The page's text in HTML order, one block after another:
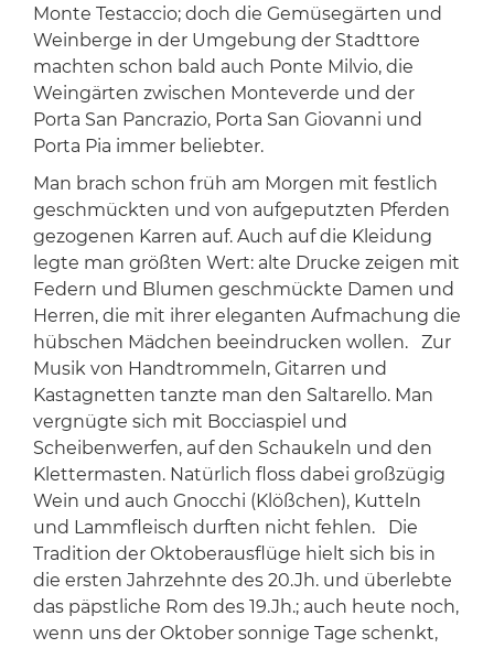
Monte Testaccio; doch die Gemüsegärten und
Weinberge in der Umgebung der Stadttore
machten schon bald auch Ponte Milvio, die
Weingärten zwischen Monteverde und der
Porta San Pancrazio, Porta San Giovanni und
Porta Pia immer beliebter.
Man brach schon früh am Morgen mit festlich
geschmückten und von aufgeputzten Pferden
gezogenen Karren auf. Auch auf die Kleidung
legte man größten Wert: alte Drucke zeigen mit
Federn und Blumen geschmückte Damen und
Herren, die mit ihrer eleganten Aufmachung die
hübschen Mädchen beeindrucken wollen. Zur
Musik von Handtrommeln, Gitarren und
Kastagnetten tanzte man den Saltarello. Man
vergnügte sich mit Bocciaspiel und
Scheibenwerfen, auf den Schaukeln und den
Klettermasten. Natürlich floss dabei großzügig
Wein und auch Gnocchi (Klößchen), Kutteln
und Lammfleisch durften nicht fehlen. Die
Tradition der Oktoberausflüge hielt sich bis in
die ersten Jahrzehnte des 20.Jh. und überlebte
das päpstliche Rom des 19.Jh.; auch heute noch,
wenn uns der Oktober sonnige Tage schenkt,